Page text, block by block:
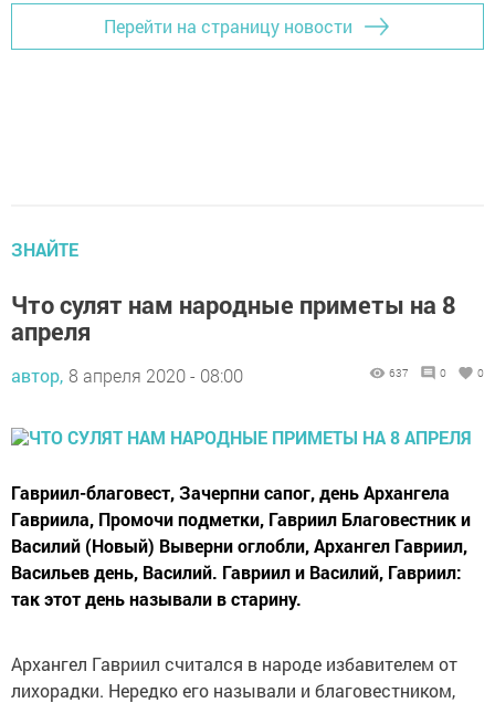
Перейти на страницу новости
ЗНАЙТЕ
Что сулят нам народные приметы на 8
апреля
автор, 8 апреля 2020 - 08:00 637 0 0
Гавриил-благовест, Зачерпни сапог, день Архангела
Гавриила, Промочи подметки, Гавриил Благовестник и
Василий (Новый) Выверни оглобли, Архангел Гавриил,
Васильев день, Василий. Гавриил и Василий, Гавриил:
так этот день называли в старину.
Архангел Гавриил считался в народе избавителем от
лихорадки. Нередко его называли и благовестником,